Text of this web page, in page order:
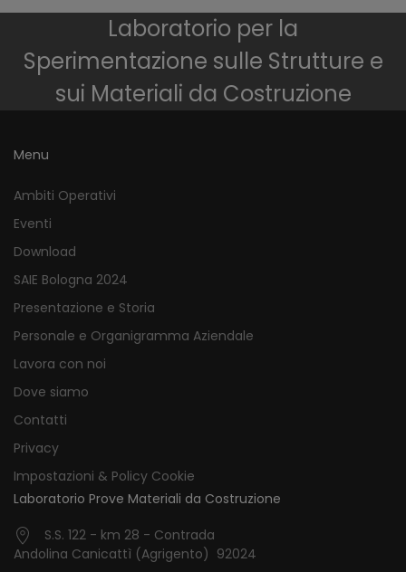
Laboratorio per la
Sperimentazione sulle Strutture e
sui Materiali da Costruzione
Menu
Ambiti Operativi
Eventi
Download
SAIE Bologna 2024
Presentazione e Storia
Personale e Organigramma Aziendale
Lavora con noi
Dove siamo
Contatti
Privacy
Impostazioni & Policy Cookie
Laboratorio Prove Materiali da Costruzione
S.S. 122 - km 28 - Contrada
Andolina Canicattì (Agrigento) 92024